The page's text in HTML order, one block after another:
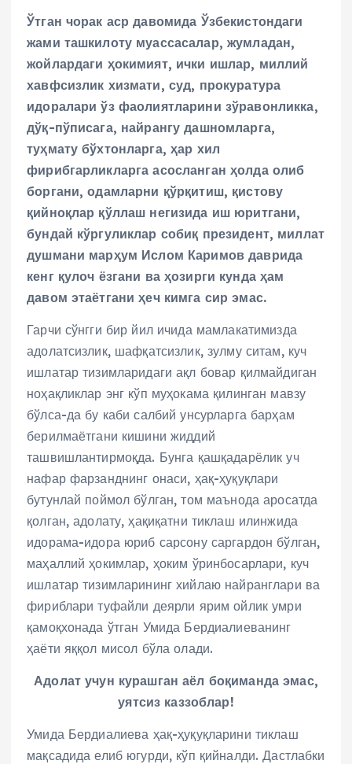
Ўтган чорак аср давомида Ўзбекистондаги
жами ташкилоту муассасалар, жумладан,
жойлардаги ҳокимият, ички ишлар, миллий
хавфсизлик хизмати, суд, прокуратура
идоралари ўз фаолиятларини зўравонликка,
дўқ-пўписага, найрангу дашномларга,
туҳмату бўхтонларга, ҳар хил
фирибгарликларга асосланган ҳолда олиб
боргани, одамларни қўрқитиш, қистову
қийноқлар қўллаш негизида иш юритгани,
бундай кўргуликлар собиқ президент, миллат
душмани марҳум Ислом Каримов даврида
кенг қулоч ёзгани ва ҳозирги кунда ҳам
давом этаётгани ҳеч кимга сир эмас.
Гарчи сўнгги бир йил ичида мамлакатимизда
адолатсизлик, шафқатсизлик, зулму ситам, куч
ишлатар тизимларидаги ақл бовар қилмайдиган
ноҳақликлар энг кўп муҳокама қилинган мавзу
бўлса-да бу каби салбий унсурларга барҳам
берилмаётгани кишини жиддий
ташвишлантирмоқда. Бунга қашқадарёлик уч
нафар фарзанднинг онаси, ҳақ-ҳуқуқлари
бутунлай поймол бўлган, том маънода аросатда
қолган, адолату, ҳақиқатни тиклаш илинжида
идорама-идора юриб сарсону саргардон бўлган,
маҳаллий ҳокимлар, ҳоким ўринбосарлари, куч
ишлатар тизимларининг хийлаю найранглари ва
фириблари туфайли деярли ярим ойлик умри
қамоқхонада ўтган Умида Бердиалиеванинг
ҳаёти яққол мисол бўла олади.
Адолат учун курашган аёл боқиманда эмас,
уятсиз каззоблар!
Умида Бердиалиева ҳақ-ҳуқуқларини тиклаш
мақсадида елиб югурди, кўп қийналди. Дастлабки